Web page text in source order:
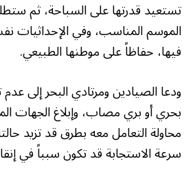
تستعيد قدرتها على السباحة، ثم
الموسم المناسب، وفي الإحداثيات
فيها، حفاظاً على موطنها الطبيعي.
ودعا الصيادين ومرتادي البحر إلى
بحري أو بري مصاب، وإبلاغ الجهات
محاولة التعامل معه بطرق قد تزيد
سرعة الاستجابة قد تكون سبباً في